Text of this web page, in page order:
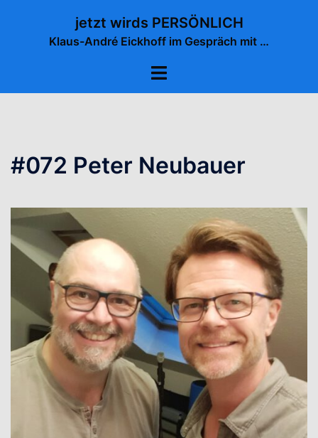
jetzt wirds PERSÖNLICH
Klaus-André Eickhoff im Gespräch mit …
Menü
#072 Peter Neubauer